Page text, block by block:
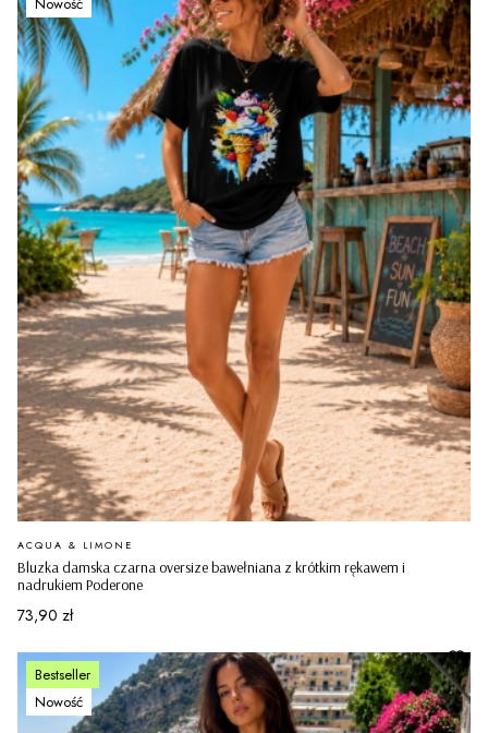
Bluzka damska czarna oversize bawełniana z krótkim rękawem i
nadrukiem Poderone
PRODUCENT
ACQUA & LIMONE
Cena
73,90 zł
Bestseller
Nowość